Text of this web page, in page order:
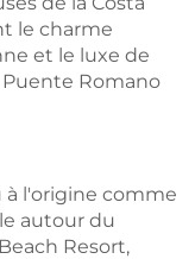
le charme
et le luxe de
Romano
à l'origine comme
autour du
Resort,